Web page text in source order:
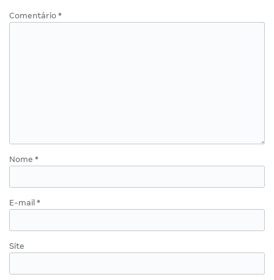
Comentário *
Nome *
E-mail *
Site